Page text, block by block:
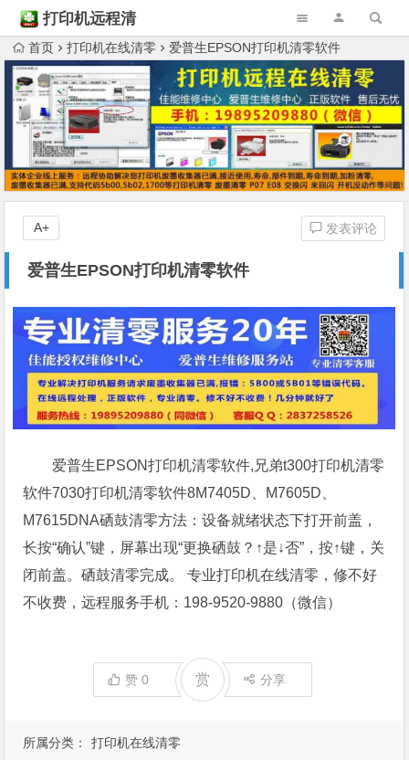
打印机远程清
零首页 打印机在线清零 爱普生EPSON打印机清零软件
爱普生EPSON打印机清零软件
发表评论
A+
所属分类： 打印机在线清零
爱普生EPSON打印机清零软件,兄弟t300打印机清零
软件7030打印机清零软件8M7405D、M7605D、
M7615DNA硒鼓清零方法：设备就绪状态下打开前盖，
长按“确认”键，屏幕出现“更换硒鼓？↑是↓否”，按↑键，关
闭前盖。硒鼓清零完成。 专业打印机在线清零，修不好
不收费，远程服务手机：198-9520-9880（微信）
赞0 赏 分享